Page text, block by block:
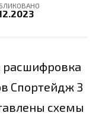
расшифровка
Спортейдж 3
схемы